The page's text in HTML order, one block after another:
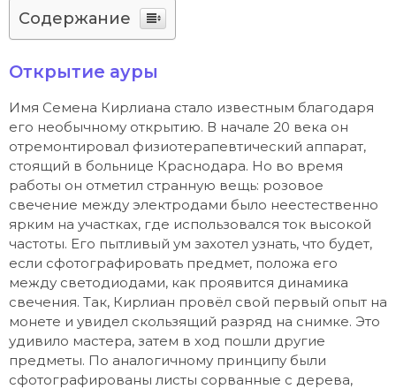
Содержание
Открытие ауры
Имя Семена Кирлиана стало известным благодаря
его необычному открытию. В начале 20 века он
отремонтировал физиотерапевтический аппарат,
стоящий в больнице Краснодара. Но во время
работы он отметил странную вещь: розовое
свечение между электродами было неестественно
ярким на участках, где использовался ток высокой
частоты. Его пытливый ум захотел узнать, что будет,
если сфотографировать предмет, положа его
между светодиодами, как проявится динамика
свечения. Так, Кирлиан провёл свой первый опыт на
монете и увидел скользящий разряд на снимке. Это
удивило мастера, затем в ход пошли другие
предметы. По аналогичному принципу были
сфотографированы листы сорванные с дерева,